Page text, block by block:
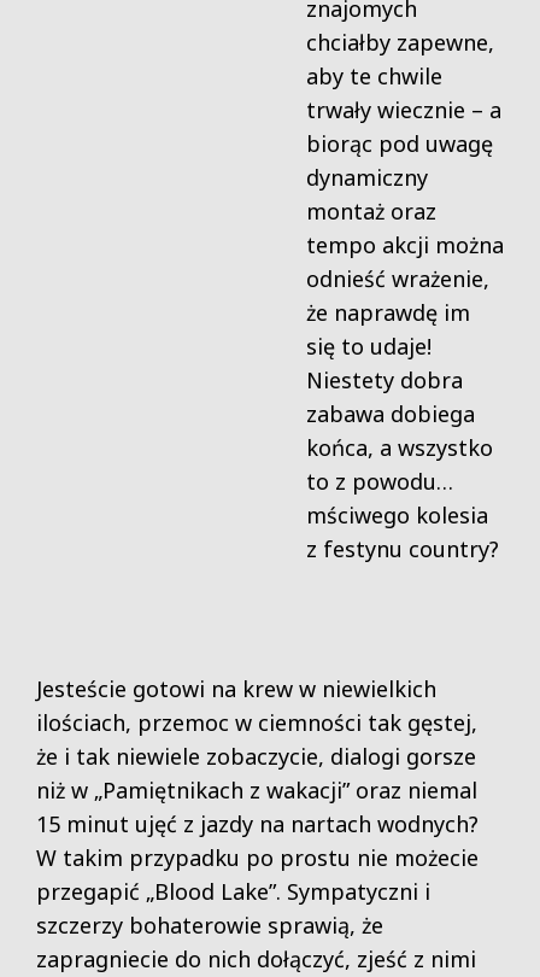
znajomych
chciałby zapewne,
aby te chwile
trwały wiecznie – a
biorąc pod uwagę
dynamiczny
montaż oraz
tempo akcji można
odnieść wrażenie,
że naprawdę im
się to udaje!
Niestety dobra
zabawa dobiega
końca, a wszystko
to z powodu…
mściwego kolesia
z festynu country?
Jesteście gotowi na krew w niewielkich
ilościach, przemoc w ciemności tak gęstej,
że i tak niewiele zobaczycie, dialogi gorsze
niż w „Pamiętnikach z wakacji” oraz niemal
15 minut ujęć z jazdy na nartach wodnych?
W takim przypadku po prostu nie możecie
przegapić „Blood Lake”. Sympatyczni i
szczerzy bohaterowie sprawią, że
zapragniecie do nich dołączyć, zjeść z nimi